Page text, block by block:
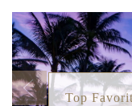
Top
Previous